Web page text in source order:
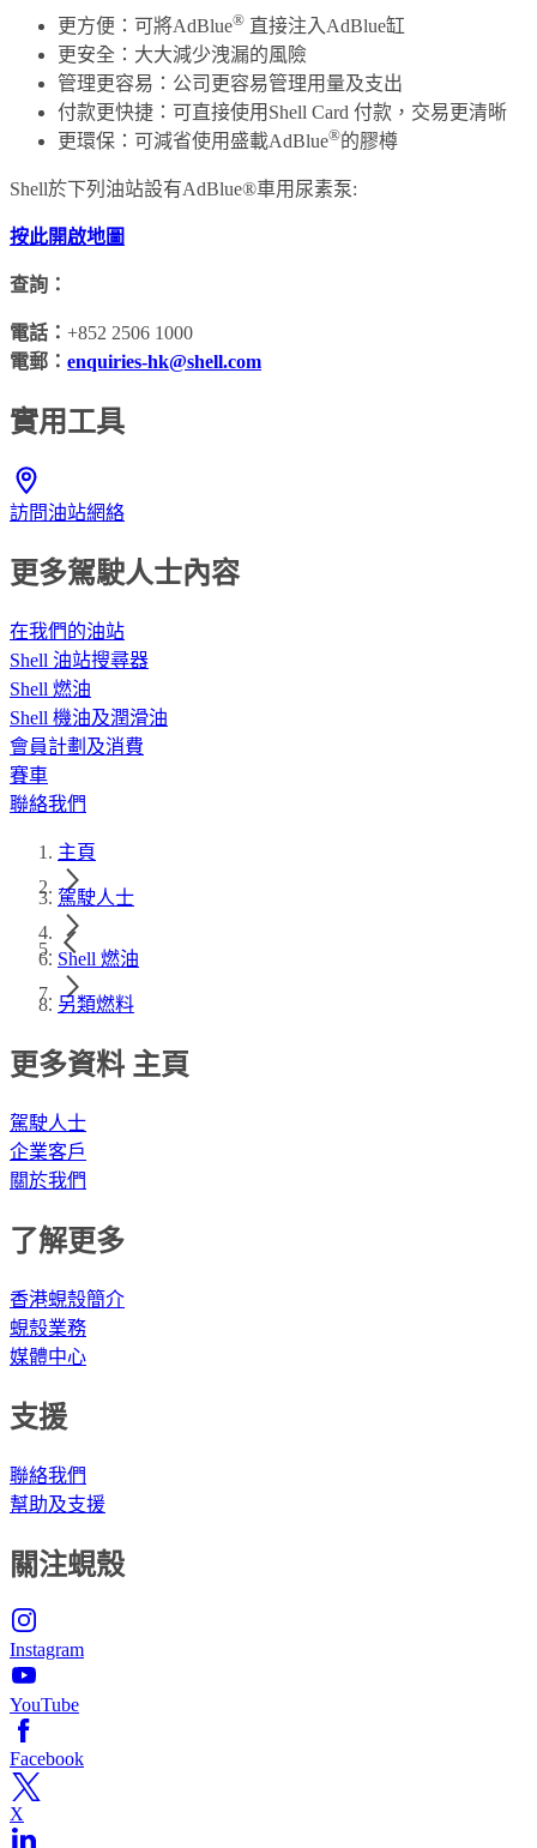
更方便：可將AdBlue® 直接注入AdBlue缸
更安全：大大減少洩漏的風險
管理更容易：公司更容易管理用量及支出
付款更快捷：可直接使用Shell Card 付款，交易更清晰
更環保：可減省使用盛載AdBlue®的膠樽
Shell於下列油站設有AdBlue®車用尿素泵:
按此開啟地圖
查詢：
電話： +852 2506 1000
電郵： enquiries-hk@shell.com
實用工具
訪問油站網絡
更多駕駛人士內容
在我們的油站
Shell 油站搜尋器
Shell 燃油
Shell 機油及潤滑油
會員計劃及消費
賽車
聯絡我們
主頁
駕駛人士
Shell 燃油
另類燃料
更多資料 主頁
駕駛人士
企業客戶
關於我們
了解更多
香港蜆殼簡介
蜆殼業務
媒體中心
支援
聯絡我們
幫助及支援
關注蜆殼
Instagram
YouTube
Facebook
X